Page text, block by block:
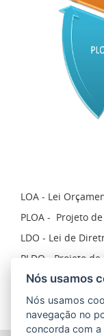
LOA - Lei
PLOA - Projeto
LDO - Lei de
PLDO - Projeto
Tópicos:
Nós usamos
Nós usamos
navegação no
concorda com